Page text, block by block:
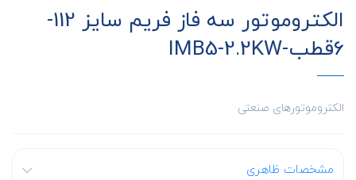
الکتروموتور سه فاز فریم سایز 112-
6قطب-IMB5-2.2KW
الکتروموتورهای صنعتی
مشخصات ظاهری